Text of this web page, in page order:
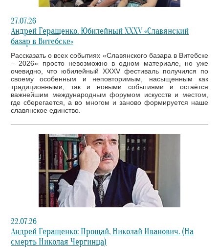
27.07.26
Андрей Геращенко. Юбилейный XXXV «Славянский
базар в Витебске»
Рассказать о всех событиях «Славянского базара в Витебске
– 2026» просто невозможно в одном материале, но уже
очевидно, что юбилейный XXXV фестиваль получился по
своему особенным и неповторимым, насыщенным как
традиционными, так и новыми событиями и остаётся
важнейшим международным форумом искусств и местом,
где сберегается, а во многом и заново формируется наше
славянское единство.
22.07.26
Андрей Геращенко: Прощай, Николай Иванович. (На
смерть Николая Чергинца)